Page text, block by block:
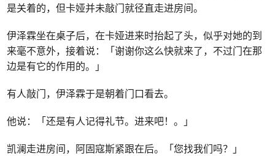
是关着的，但卡娅并未敲门就径直走进房间。
伊泽霖坐在桌子后，在卡娅进来时抬起了头，似乎对她的到
来毫不意外，接着说：「谢谢你这么快就来了，不过门在那
边是有它的作用的。」
有人敲门，伊泽霖于是朝着门口看去。
他说：「还是有人记得礼节。进来吧！。」
凯澜走进房间，阿固寇斯紧跟在后。「您找我们吗？」